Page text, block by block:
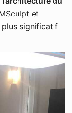
et
plus significatif